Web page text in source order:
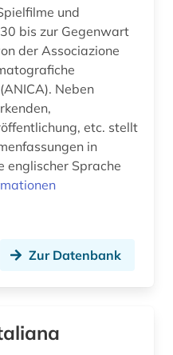
(1)
und
bis zur Gegenwart
Neben
etc. stellt
in
englischer Sprache
Zur Datenbank